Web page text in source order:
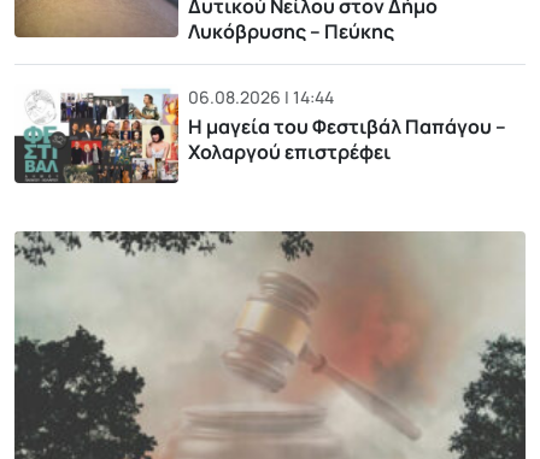
Δυτικού Νείλου στον Δήμο
Λυκόβρυσης – Πεύκης
06.08.2026 | 14:44
Η μαγεία του Φεστιβάλ Παπάγου –
Χολαργού επιστρέφει